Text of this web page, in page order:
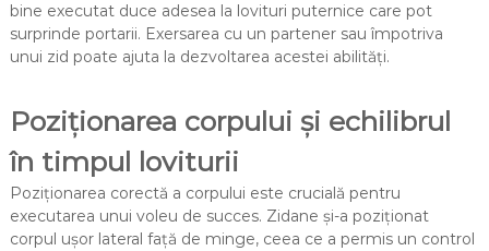
bine executat duce adesea la lovituri puternice care pot
surprinde portarii. Exersarea cu un partener sau împotriva
unui zid poate ajuta la dezvoltarea acestei abilități.
Poziționarea corpului și echilibrul
în timpul loviturii
Poziționarea corectă a corpului este crucială pentru
executarea unui voleu de succes. Zidane și-a poziționat
corpul ușor lateral față de minge, ceea ce a permis un control